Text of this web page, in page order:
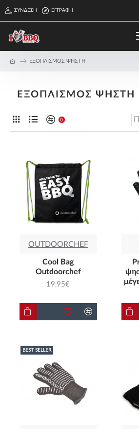
ΣΎΝΔΕΣΗ ΕΓΓΡΑΦΉ
ΕΞΟΠΛΙΣΜΟΣ ΨΗΣΤΗ
ΕΞΟΠΛΙΣΜΟΣ ΨΗΣΤΗ
0
OUTDOORCHEF
Cool Bag
Outdoorchef
19,95€
BEST SELLER